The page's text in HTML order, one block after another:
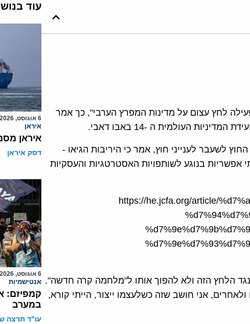
לחץ עצום על מדינות המפרץ הערבי", כך אמר
לשעבר לענייני חוץ, אמר כי היריבות הגיאו -
בנוגע לשותפויות האסטרטגיות והעסקיות
https://he.jcfa.org/article/
הלחץ הזה ולא להפוך אותו ל"מלחמה קרה חדשה".
אני חושב שזה כשלעצמו ייצור, הייתי קורא,
עוד
6 אוגוסט, 2026
איראן
איראן
דסק איראן
6 אוגוסט, 2026
אנטישמיות
קמפיזם:
במערב
עו"ד תרצה